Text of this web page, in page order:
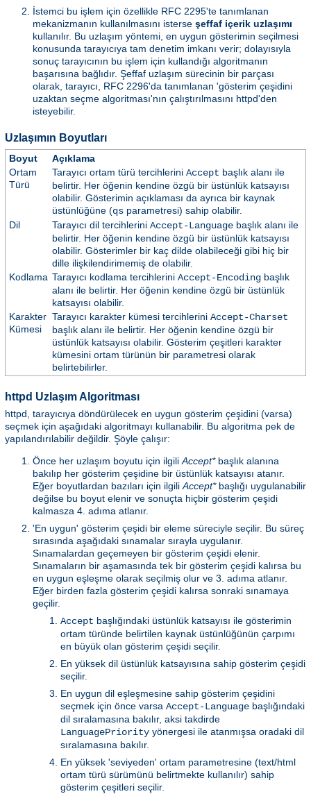
İstemci bu işlem için özellikle RFC 2295'te tanımlanan
mekanizmanın kullanılmasını isterse şeffaf içerik uzlaşımı
kullanılır. Bu uzlaşım yöntemi, en uygun gösterimin seçilmesi
konusunda tarayıcıya tam denetim imkanı verir; dolayısıyla
sonuç tarayıcının bu işlem için kullandığı algoritmanın
başarısına bağlıdır. Şeffaf uzlaşım sürecinin bir parçası
olarak, tarayıcı, RFC 2296'da tanımlanan 'gösterim çeşidini
uzaktan seçme algoritması'nın çalıştırılmasını httpd'den
isteyebilir.
Uzlaşımın Boyutları
Boyut
Açıklama
Ortam
Türü
Tarayıcı ortam türü tercihlerini Accept başlık alanı ile
belirtir. Her öğenin kendine özgü bir üstünlük katsayısı
olabilir. Gösterimin açıklaması da ayrıca bir kaynak
üstünlüğüne (qsparametresi) sahip olabilir.
Dil
Tarayıcı dil tercihlerini Accept-Languagebaşlık alanı ile
belirtir. Her öğenin kendine özgü bir üstünlük katsayısı
olabilir. Gösterimler bir kaç dilde olabileceği gibi hiç bir
dille ilişkilendirimemiş de olabilir.
Kodlama Tarayıcı kodlama tercihlerini Accept-Encodingbaşlık
alanı ile belirtir. Her öğenin kendine özgü bir üstünlük
katsayısı olabilir.
Karakter
Kümesi
Tarayıcı karakter kümesi tercihlerini Accept-Charset
başlık alanı ile belirtir. Her öğenin kendine özgü bir
üstünlük katsayısı olabilir. Gösterim çeşitleri karakter
kümesini ortam türünün bir parametresi olarak
belirtebilirler.
httpd Uzlaşım Algoritması
httpd, tarayıcıya döndürülecek en uygun gösterim çeşidini (varsa)
seçmek için aşağıdaki algoritmayı kullanabilir. Bu algoritma pek de
yapılandırılabilir değildir. Şöyle çalışır:
Önce her uzlaşım boyutu için ilgili Accept*başlık alanına
bakılıp her gösterim çeşidine bir üstünlük katsayısı atanır.
Eğer boyutlardan bazıları için ilgili Accept*başlığı uygulanabilir
değilse bu boyut elenir ve sonuçta hiçbir gösterim çeşidi
kalmasza 4. adıma atlanır.
'En uygun' gösterim çeşidi bir eleme süreciyle seçilir. Bu süreç
sırasında aşağıdaki sınamalar sırayla uygulanır.
Sınamalardan geçemeyen bir gösterim çeşidi elenir.
Sınamaların bir aşamasında tek bir gösterim çeşidi kalırsa bu
en uygun eşleşme olarak seçilmiş olur ve 3. adıma atlanır.
Eğer birden fazla gösterim çeşidi kalırsa sonraki sınamaya
geçilir.
Accept başlığındaki üstünlük katsayısı ile gösterimin
ortam türünde belirtilen kaynak üstünlüğünün çarpımı
en büyük olan gösterim çeşidi seçilir.
En yüksek dil üstünlük katsayısına sahip gösterim çeşidi
seçilir.
En uygun dil eşleşmesine sahip gösterim çeşidini
seçmek için önce varsa Accept-Language başlığındaki
dil sıralamasına bakılır, aksi takdirde
LanguagePriority yönergesi ile atanmışsa oradaki dil
sıralamasına bakılır.
En yüksek 'seviyeden' ortam parametresine (text/html
ortam türü sürümünü belirtmekte kullanılır) sahip
gösterim çeşitleri seçilir.